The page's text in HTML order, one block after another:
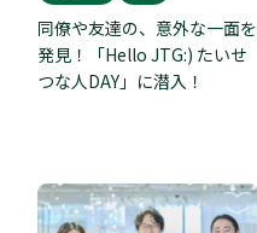
同僚や友達の、意外な一面を
発見！「Hello JTG:) たいせ
つな人DAY」に潜入！